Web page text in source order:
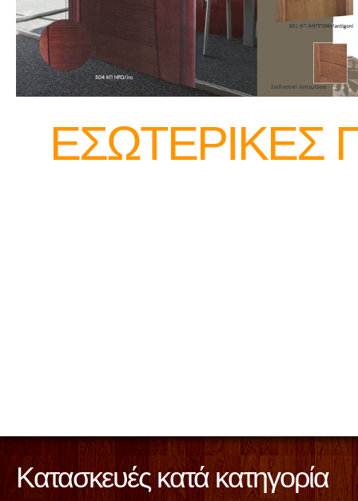
ΕΣΩΤΕΡΙΚΕΣ
Κατασκευές κατά κατηγορία